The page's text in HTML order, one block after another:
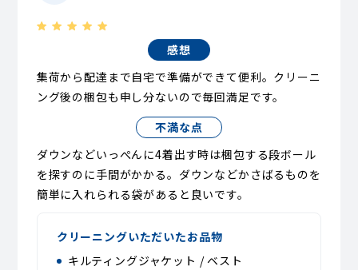
感想
集荷から配達まで自宅で準備ができて便利。クリーニ
ング後の梱包も申し分ないので毎回満足です。
不満な点
ダウンなどいっぺんに4着出す時は梱包する段ボール
を探すのに手間がかかる。ダウンなどかさばるものを
簡単に入れられる袋があると良いです。
クリーニングいただいたお品物
キルティングジャケット / ベスト